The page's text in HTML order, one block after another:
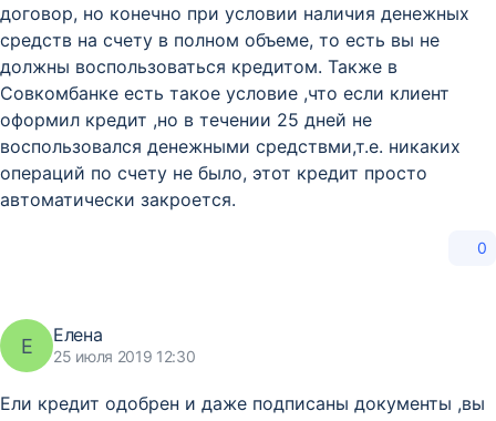
договор, но конечно при условии наличия денежных
средств на счету в полном объеме, то есть вы не
должны воспользоваться кредитом. Также в
Совкомбанке есть такое условие ,что если клиент
оформил кредит ,но в течении 25 дней не
воспользовался денежными средствми,т.е. никаких
операций по счету не было, этот кредит просто
автоматически закроется.
0
Е Елена
25 июля 2019 12:30
Ели кредит одобрен и даже подписаны документы ,вы